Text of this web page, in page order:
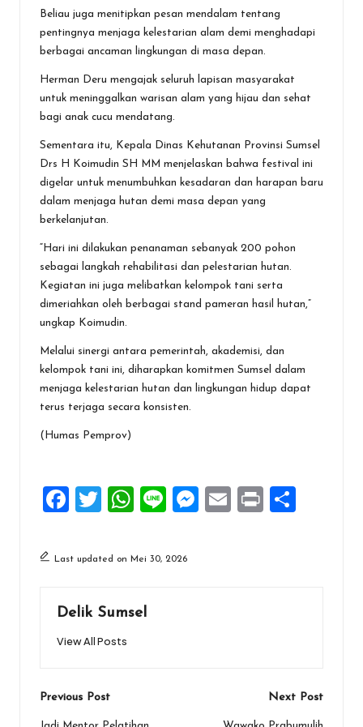
Beliau juga menitipkan pesan mendalam tentang
pentingnya menjaga kelestarian alam demi menghadapi
berbagai ancaman lingkungan di masa depan.
Herman Deru mengajak seluruh lapisan masyarakat
untuk meninggalkan warisan alam yang hijau dan sehat
bagi anak cucu mendatang.
Sementara itu, Kepala Dinas Kehutanan Provinsi Sumsel
Drs H Koimudin SH MM menjelaskan bahwa festival ini
digelar untuk menumbuhkan kesadaran dan harapan baru
dalam menjaga hutan demi masa depan yang
berkelanjutan.
“Hari ini dilakukan penanaman sebanyak 200 pohon
sebagai langkah rehabilitasi dan pelestarian hutan.
Kegiatan ini juga melibatkan kelompok tani serta
dimeriahkan oleh berbagai stand pameran hasil hutan,”
ungkap Koimudin.
Melalui sinergi antara pemerintah, akademisi, dan
kelompok tani ini, diharapkan komitmen Sumsel dalam
menjaga kelestarian hutan dan lingkungan hidup dapat
terus terjaga secara konsisten.
(Humas Pemprov)
F
ce
o
T
tt
W
at
A
Li
e
M
E
Pr
Last updated on Mei 30, 2026
Delik Sumsel
View All Posts
Post
Previous Post Next Post